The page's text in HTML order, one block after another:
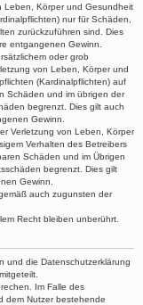
Leben, Körper und Gesundheit
nur für Schäden,
zurückzuführen sind. Dies
entgangenen Gewinn.
oder grob
von Leben, Körper und
(Kardinalpflichten) auf
Schäden und im übrigen der
begrenzt. Dies gilt auch
Gewinn.
Verletzung von Leben, Körper
Verhalten des Betreibers
Schäden und im Übrigen
begrenzt. Dies gilt
Gewinn.
auch zugunsten der
Recht bleiben unberührt.
und die Datenschutzerklärung
Im Falle des
dem Nutzer bestehende